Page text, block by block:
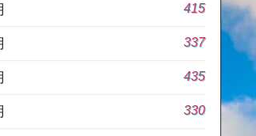
415
337
435
330